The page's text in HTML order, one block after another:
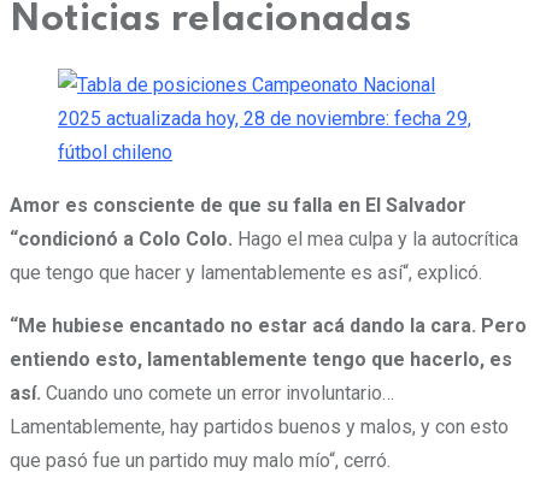
Noticias relacionadas
Amor es consciente de que su falla en El Salvador
“condicionó a Colo Colo. Hago el mea culpa y la autocrítica
que tengo que hacer y lamentablemente es así“, explicó.
“Me hubiese encantado no estar acá dando la cara. Pero
entiendo esto, lamentablemente tengo que hacerlo, es
así. Cuando uno comete un error involuntario…
Lamentablemente, hay partidos buenos y malos, y con esto
que pasó fue un partido muy malo mío“, cerró.